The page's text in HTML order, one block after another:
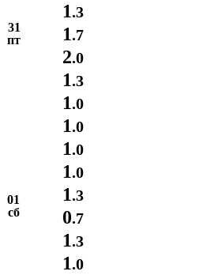
31
пт
1.3
1.7
2.0
1.3
1.0
01
сб
1.0
1.0
1.0
1.3
0.7
1.3
1.0